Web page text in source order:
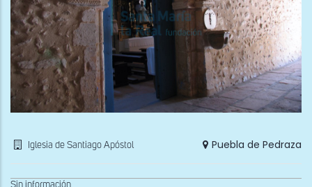
Iglesia de Santiago Apóstol Puebla de Pedraza
Sin información